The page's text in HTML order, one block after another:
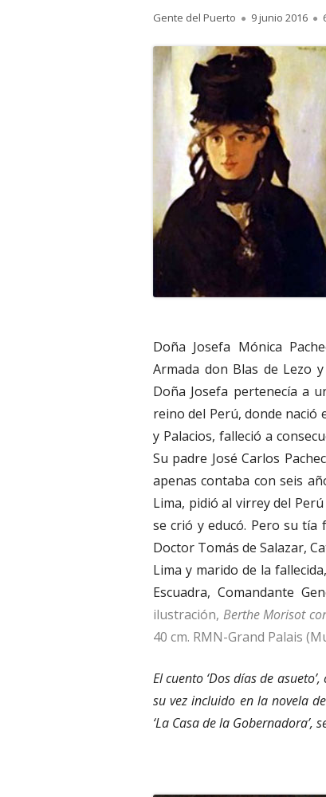
Autor
Gente del Puerto
Publicado
9 junio 2016
Doña Josefa Mónica
Armada don Blas de Lezo
Doña Josefa pertenecía a
reino del Perú, donde nació
y Palacios, falleció a
Su padre José Carlos
apenas contaba con seis
Lima, pidió al virrey del
se crió y educó. Pero su
Doctor Tomás de Salazar,
Lima y marido de la
Escuadra, Comandante
ilustración, Berthe Morisot
40 cm. RMN-Grand Palais
El cuento ‘Dos días de
su vez incluido en la novela
‘La Casa de la Gobernadora’,